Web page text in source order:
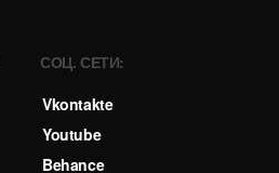
Vkontakte
СОЦ. СЕТИ:
Youtube
Behance